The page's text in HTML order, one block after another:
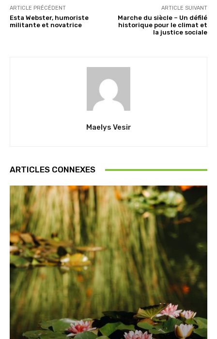
ARTICLE PRÉCÉDENT
Esta Webster, humoriste
militante et novatrice
ARTICLE SUIVANT
Marche du siècle – Un défilé
historique pour le climat et
la justice sociale
Maelys Vesir
ARTICLES CONNEXES